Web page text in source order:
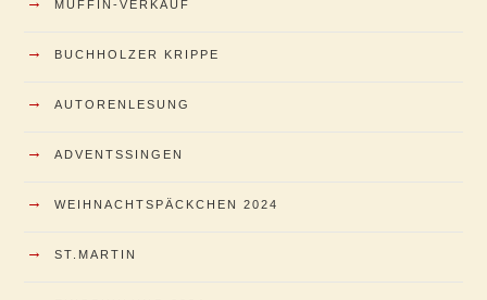
MUFFIN-VERKAUF
→ BUCHHOLZER KRIPPE
→ AUTORENLESUNG
→ ADVENTSSINGEN
→ WEIHNACHTSPÄCKCHEN 2024
→ ST.MARTIN